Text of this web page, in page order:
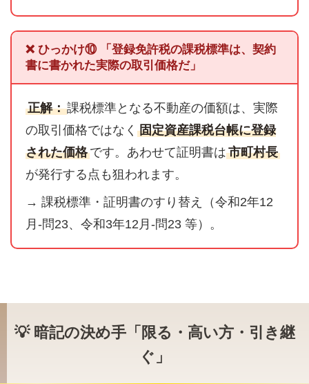
❌ ひっかけ⑩ 「登録免許税の課税標準は、契約
書に書かれた実際の取引価格だ」
正解：課税標準となる不動産の価額は、実際
の取引価格ではなく 固定資産課税台帳に登録
された価格 です。あわせて証明書は 市町村長
が発行する点も狙われます。
→ 課税標準・証明書のすり替え（令和2年12
月-問23、令和3年12月-問23 等）。
💡 暗記の決め手「限る・高い方・引き継
ぐ」